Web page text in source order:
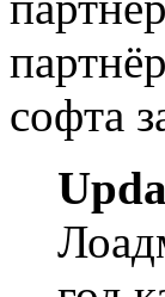
софта